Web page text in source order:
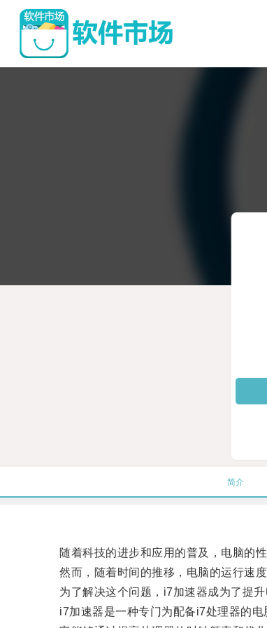
简介
随着科技的进步和应用的普及，电脑的性
然而，随着时间的推移，电脑的运行速度
为了解决这个问题，i7加速器成为了提升
i7加速器是一种专门为配备i7处理器的电